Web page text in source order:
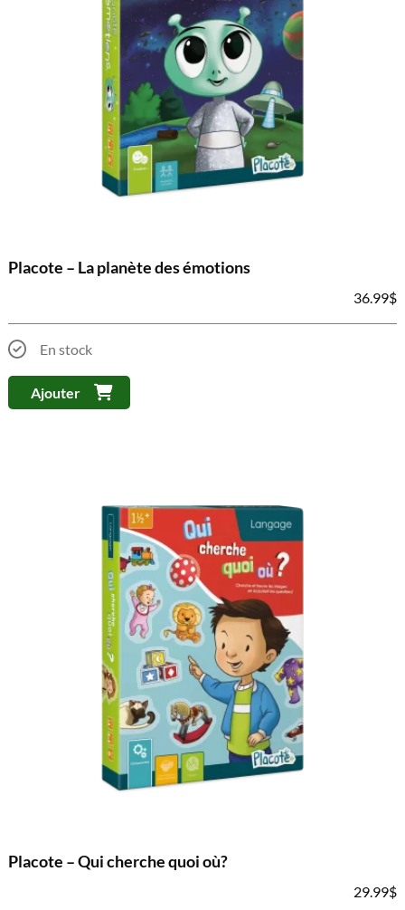
Placote – La planète des émotions
36.99$
En stock
Ajouter
Placote – Qui cherche quoi où?
29.99$